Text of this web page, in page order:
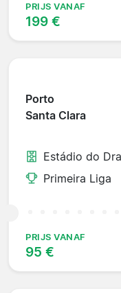
PRIJS VANAF
199 €
Porto
Santa Clara
Estádio do
Primeira Liga
PRIJS VANAF
95 €